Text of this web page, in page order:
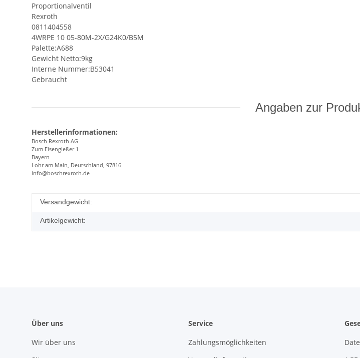
Proportionalventil
Rexroth
0811404558
4WRPE 10 05-80M-2X/G24K0/B5M
Palette:A688
Gewicht Netto:9kg
Interne Nummer:B53041
Gebraucht
Angaben zur
Herstellerinformationen:
Bosch Rexroth AG
Zum Eisengießer 1
Bayern
Lohr am Main, Deutschland, 97816
info@boschrexroth.de
Versandgewicht:
Artikelgewicht:
Über uns
Wir über uns
Service
Zahlungsmöglichkeiten